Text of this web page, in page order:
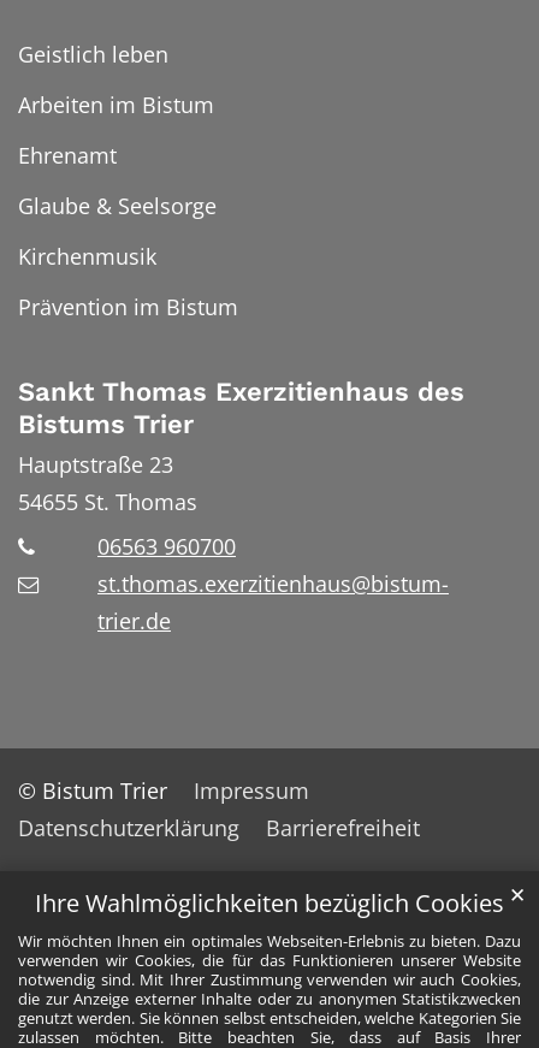
Ihre Wahlmöglichkeiten bezüglich Cookies
Wir möchten Ihnen ein optimales Webseiten-Erlebnis zu bieten. Dazu
verwenden wir Cookies, die für das Funktionieren unserer Website
notwendig sind. Mit Ihrer Zustimmung verwenden wir auch Cookies,
die zur Anzeige externer Inhalte oder zu anonymen Statistikzwecken
genutzt werden. Sie können selbst entscheiden, welche Kategorien Sie
zulassen möchten. Bitte beachten Sie, dass auf Basis Ihrer
✕
Geistlich leben
Arbeiten im Bistum
Ehrenamt
Glaube & Seelsorge
Kirchenmusik
Prävention im Bistum
Sankt Thomas Exerzitienhaus des
Bistums Trier
Hauptstraße 23
54655 St. Thomas
06563 960700
st.thomas.exerzitienhaus@bistum-
trier.de
© Bistum Trier
Impressum
Datenschutzerklärung
Barrierefreiheit